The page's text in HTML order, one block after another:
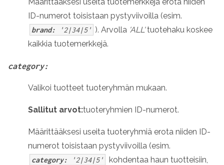
ID-numerot toisistaan pystyviivoilla (esim.
brand: '2|34|5' ). Arvolla 'ALL'tuotehaku koskee
kaikkia tuotemerkkejä.
category:
Valikoi tuotteet tuoteryhmän mukaan.
Sallitut arvot:tuoteryhmien ID-numerot.
Määrittääksesi useita tuoteryhmiä erota niiden ID-
numerot toisistaan pystyviivoilla (esim.
category: '2|34|5'
kohdentaa haun tuotteisiin,